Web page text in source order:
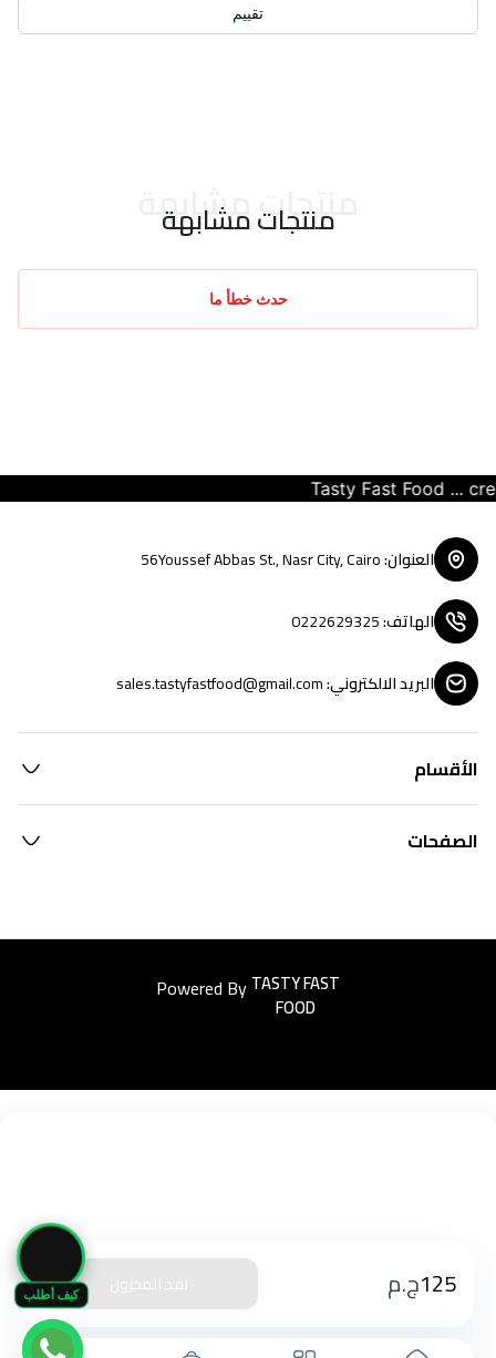
كيف أطلب
تقييم
منتجات مشابهة
منتجات مشابهة
حدث خطأ ما
125ج.م نفذ المخزون
Tasty Fast Food ...
العنوان:
56Youssef Abbas St., Nasr City, Cairo
الهاتف:
0222629325
البريد الالكتروني:
sales.tastyfastfood@gmail.com
الأقسام
الصفحات
Powered ByEasyorders